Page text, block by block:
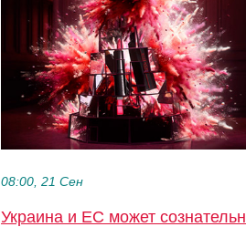
08:00, 21 Сен
Украина и ЕС может